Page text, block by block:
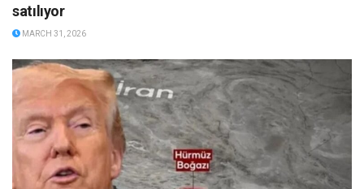
satılıyor
MARCH 31, 2026